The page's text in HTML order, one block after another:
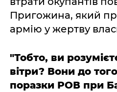
Пригожина, який
армію у жертву
"Тобто, ви
вітри? Вони до
поразки РОВ при